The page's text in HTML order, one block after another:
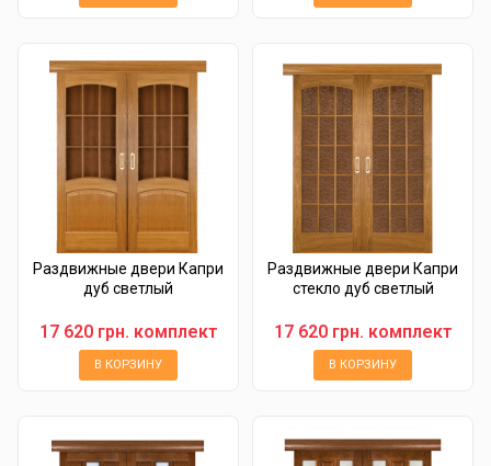
Раздвижные двери Капри
дуб светлый
17 620 грн. комплект
В КОРЗИНУ
Раздвижные двери Капри
стекло дуб светлый
17 620 грн. комплект
В КОРЗИНУ